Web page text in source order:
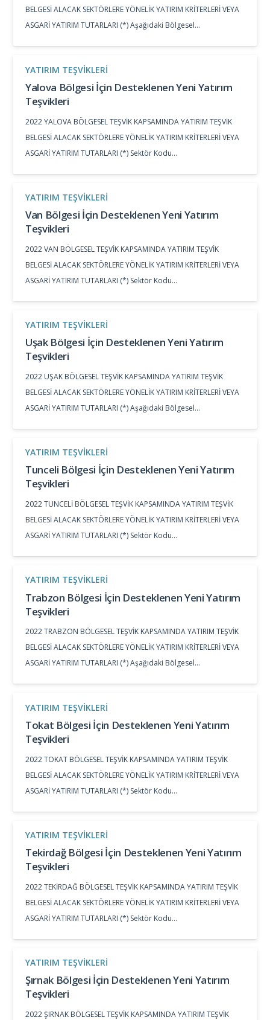
BELGESİ ALACAK SEKTÖRLERE YÖNELİK YATIRIM KRİTERLERİ VEYA
ASGARİ YATIRIM TUTARLARI (*) Aşağıdaki Bölgesel…
YATIRIM TEŞVIKLERI
Yalova Bölgesi İçin Desteklenen Yeni Yatırım
Teşvikleri
2022 YALOVA BÖLGESEL TEŞVİK KAPSAMINDA YATIRIM TEŞVİK
BELGESİ ALACAK SEKTÖRLERE YÖNELİK YATIRIM KRİTERLERİ VEYA
ASGARİ YATIRIM TUTARLARI (*) Sektör Kodu…
YATIRIM TEŞVIKLERI
Van Bölgesi İçin Desteklenen Yeni Yatırım
Teşvikleri
2022 VAN BÖLGESEL TEŞVİK KAPSAMINDA YATIRIM TEŞVİK
BELGESİ ALACAK SEKTÖRLERE YÖNELİK YATIRIM KRİTERLERİ VEYA
ASGARİ YATIRIM TUTARLARI (*) Sektör Kodu…
YATIRIM TEŞVIKLERI
Uşak Bölgesi İçin Desteklenen Yeni Yatırım
Teşvikleri
2022 UŞAK BÖLGESEL TEŞVİK KAPSAMINDA YATIRIM TEŞVİK
BELGESİ ALACAK SEKTÖRLERE YÖNELİK YATIRIM KRİTERLERİ VEYA
ASGARİ YATIRIM TUTARLARI (*) Aşağıdaki Bölgesel…
YATIRIM TEŞVIKLERI
Tunceli Bölgesi İçin Desteklenen Yeni Yatırım
Teşvikleri
2022 TUNCELİ BÖLGESEL TEŞVİK KAPSAMINDA YATIRIM TEŞVİK
BELGESİ ALACAK SEKTÖRLERE YÖNELİK YATIRIM KRİTERLERİ VEYA
ASGARİ YATIRIM TUTARLARI (*) Sektör Kodu…
YATIRIM TEŞVIKLERI
Trabzon Bölgesi İçin Desteklenen Yeni Yatırım
Teşvikleri
2022 TRABZON BÖLGESEL TEŞVİK KAPSAMINDA YATIRIM TEŞVİK
BELGESİ ALACAK SEKTÖRLERE YÖNELİK YATIRIM KRİTERLERİ VEYA
ASGARİ YATIRIM TUTARLARI (*) Aşağıdaki Bölgesel…
YATIRIM TEŞVIKLERI
Tokat Bölgesi İçin Desteklenen Yeni Yatırım
Teşvikleri
2022 TOKAT BÖLGESEL TEŞVİK KAPSAMINDA YATIRIM TEŞVİK
BELGESİ ALACAK SEKTÖRLERE YÖNELİK YATIRIM KRİTERLERİ VEYA
ASGARİ YATIRIM TUTARLARI (*) Sektör Kodu…
YATIRIM TEŞVIKLERI
Tekirdağ Bölgesi İçin Desteklenen Yeni Yatırım
Teşvikleri
2022 TEKİRDAĞ BÖLGESEL TEŞVİK KAPSAMINDA YATIRIM TEŞVİK
BELGESİ ALACAK SEKTÖRLERE YÖNELİK YATIRIM KRİTERLERİ VEYA
ASGARİ YATIRIM TUTARLARI (*) Sektör Kodu…
YATIRIM TEŞVIKLERI
Şırnak Bölgesi İçin Desteklenen Yeni Yatırım
Teşvikleri
2022 ŞIRNAK BÖLGESEL TEŞVİK KAPSAMINDA YATIRIM TEŞVİK